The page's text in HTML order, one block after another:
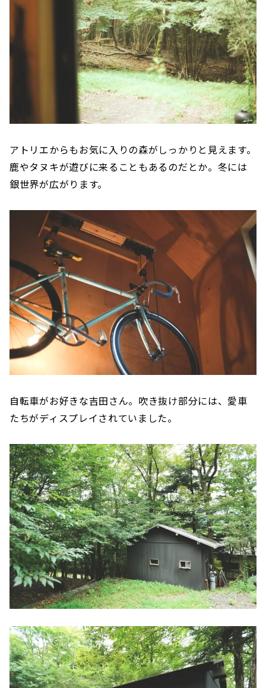
アトリエからもお気に入りの森がしっかりと見えます。
鹿やタヌキが遊びに来ることもあるのだとか。冬には
銀世界が広がります。
自転車がお好きな吉田さん。吹き抜け部分には、愛車
たちがディスプレイされていました。